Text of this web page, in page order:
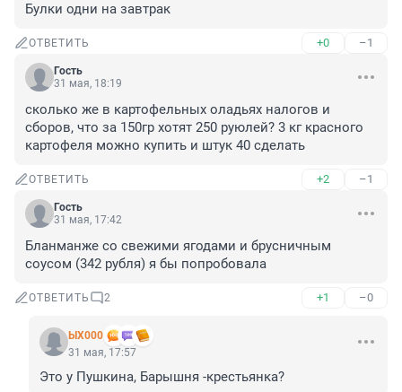
Булки одни на завтрак
ОТВЕТИТЬ +0 –1
Гость
31 мая, 18:19
сколько же в картофельных оладьях налогов и
сборов, что за 150гр хотят 250 руюлей? 3 кг красного
картофеля можно купить и штук 40 сделать
ОТВЕТИТЬ +2 –1
Гость
31 мая, 17:42
Бланманже со свежими ягодами и брусничным
соусом (342 рубля) я бы попробовала
ОТВЕТИТЬ 2 +1 –0
ЫХ000
31 мая, 17:57
Это у Пушкина, Барышня -крестьянка?